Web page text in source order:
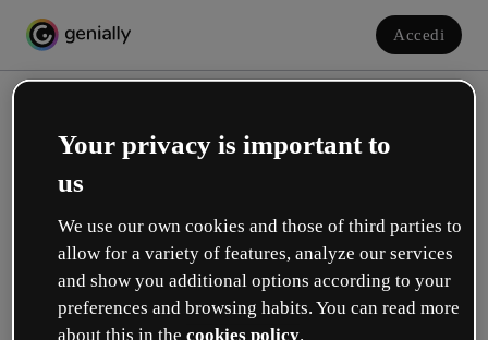
Accedi
Crea il tuo account gratuito!
Your privacy is important to
us
We use our own cookies and those of third parties to
allow for a variety of features, analyze our services
and show you additional options according to your
preferences and browsing habits. You can read more
about this in the cookies policy.